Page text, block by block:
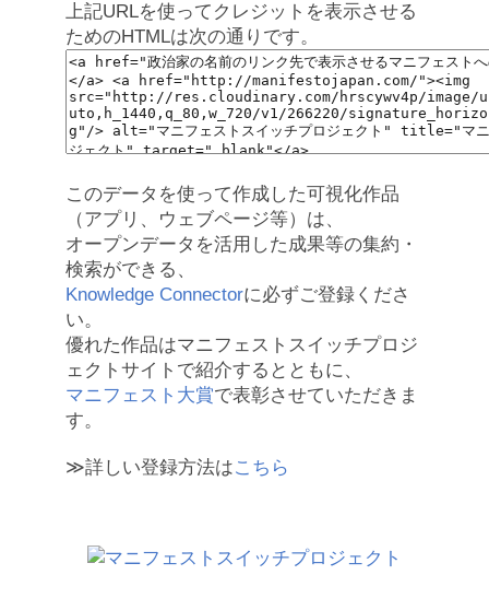
上記URLを使ってクレジットを表示させる
ためのHTMLは次の通りです。
このデータを使って作成した可視化作品
（アプリ、ウェブページ等）は、
オープンデータを活用した成果等の集約・
検索ができる、
Knowledge Connectorに必ずご登録くださ
い。
優れた作品はマニフェストスイッチプロジ
ェクトサイトで紹介するとともに、
マニフェスト大賞で表彰させていただきま
す。
≫詳しい登録方法はこちら